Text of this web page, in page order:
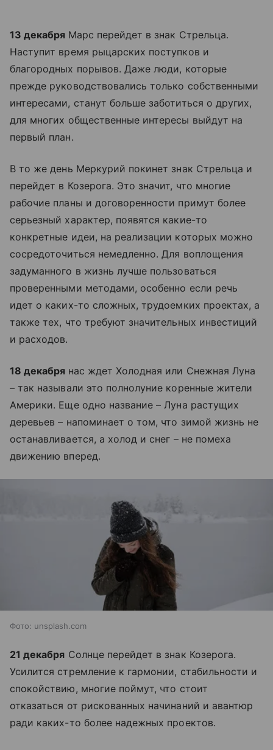
13 декабря Марс перейдет в знак Стрельца.
Наступит время рыцарских поступков и
благородных порывов. Даже люди, которые
прежде руководствовались только собственными
интересами, станут больше заботиться о других,
для многих общественные интересы выйдут на
первый план.
В то же день Меркурий покинет знак Стрельца и
перейдет в Козерога. Это значит, что многие
рабочие планы и договоренности примут более
серьезный характер, появятся какие-то
конкретные идеи, на реализации которых можно
сосредоточиться немедленно. Для воплощения
задуманного в жизнь лучше пользоваться
проверенными методами, особенно если речь
идет о каких-то сложных, трудоемких проектах, а
также тех, что требуют значительных инвестиций
и расходов.
18 декабря нас ждет Холодная или Снежная Луна
– так называли это полнолуние коренные жители
Америки. Еще одно название – Луна растущих
деревьев – напоминает о том, что зимой жизнь не
останавливается, а холод и снег – не помеха
движению вперед.
​Фото: unsplash.com ​ ​
21 декабря Солнце перейдет в знак Козерога.
Усилится стремление к гармонии, стабильности и
спокойствию, многие поймут, что стоит
отказаться от рискованных начинаний и авантюр
ради каких-то более надежных проектов.